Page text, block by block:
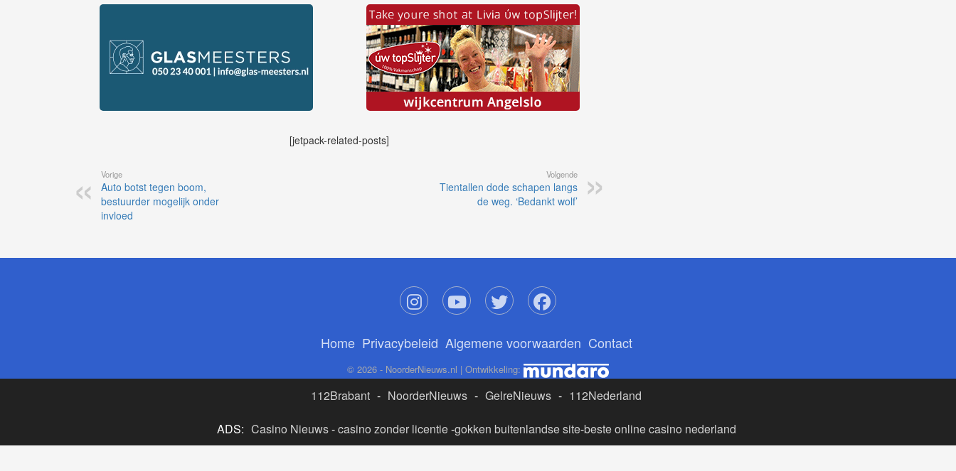
[jetpack-related-posts]
Vorige
Auto botst tegen boom,
bestuurder mogelijk onder
invloed
Volgende
Tientallen dode schapen langs
de weg. ‘Bedankt wolf’
Home Privacybeleid Algemene voorwaarden Contact
© 2026 - NoorderNieuws.nl | Ontwikkeling:
112Brabant - NoorderNieuws - GelreNieuws - 112Nederland
ADS: Casino Nieuws-casino zonder licentie-gokken buitenlandse site-beste online casino nederland